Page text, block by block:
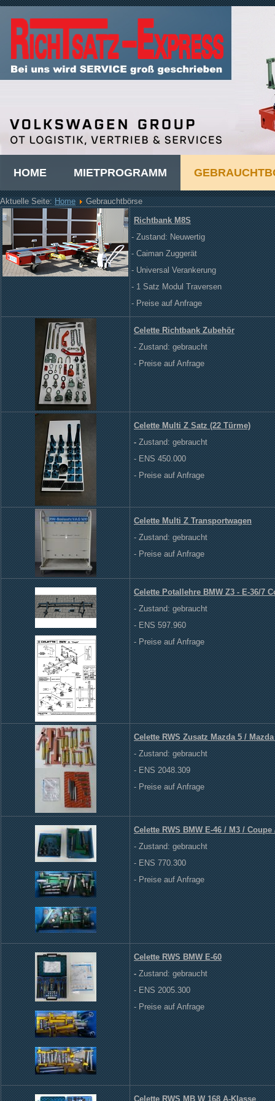
HOME MIETPROGRAMM
Aktuelle Seite: Home Gebrauchtbörse
Richtbank M8S
- Zustand: Neuwertig
- Caiman Zuggerät
- Universal Verankerung
- 1 Satz Modul Traversen
- Preise auf Anfrage
Celette Richtbank Zubehör
- Zustand: gebraucht
- Preise auf Anfrage
Celette Multi Z Satz (22 Türme)
- Zustand: gebraucht
- ENS 450.000
- Preise auf Anfrage
Celette Multi Z Transportwagen
- Zustand: gebraucht
- Preise auf Anfrage
Celette Potallehre BMW Z3 - E-36/7
- Zustand: gebraucht
- ENS 597.960
- Preise auf Anfrage
Celette RWS Zusatz Mazda 5 /
- Zustand: gebraucht
- ENS 2048.309
- Preise auf Anfrage
Celette RWS BMW E-46 / M3 /
- Zustand: gebraucht
- ENS 770.300
- Preise auf Anfrage
Celette RWS BMW E-60
- Zustand: gebraucht
- ENS 2005.300
- Preise auf Anfrage
Celette RWS MB W 168 A-Klasse